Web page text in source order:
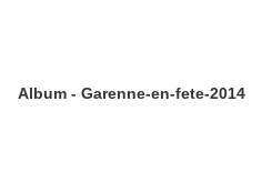
Album - Garenne-en-fete-2014